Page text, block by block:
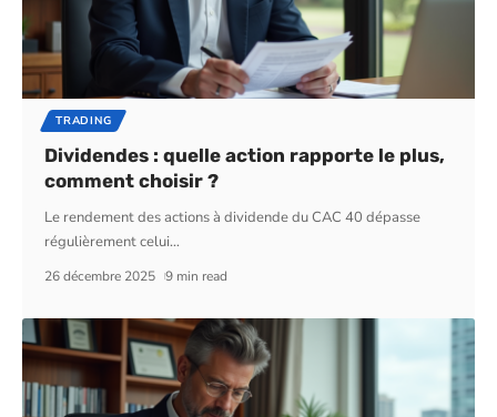
TRADING
Dividendes : quelle action rapporte le plus,
comment choisir ?
Le rendement des actions à dividende du CAC 40 dépasse
régulièrement celui…
26 décembre 2025 9 min read